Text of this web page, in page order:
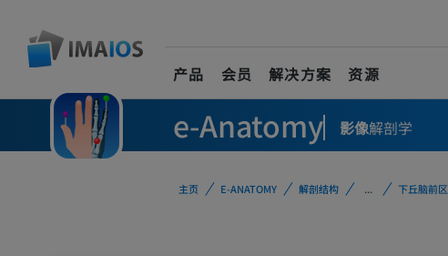
产品 会员 解决方案 资源
e-Anatomy 影像解剖学
主页 E-ANATOMY 解剖结构 ... 下丘脑前区